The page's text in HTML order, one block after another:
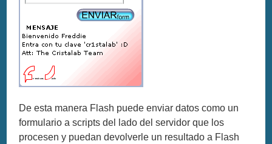
De esta manera Flash puede enviar datos como un
formulario a scripts del lado del servidor que los
procesen y puedan devolverle un resultado a Flash